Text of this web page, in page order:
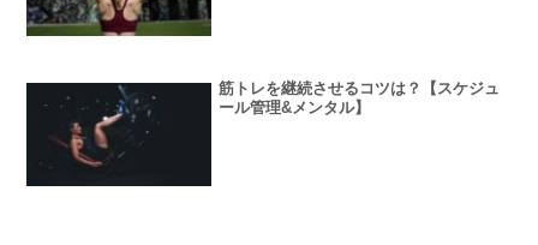
筋トレを継続させるコツは？【スケジュ
ール管理&メンタル】